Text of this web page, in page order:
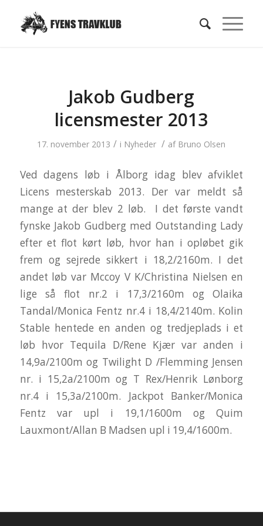
Jakob Gudberg
licensmester 2013
17. november 2013 / i Nyheder / af Bruno Olsen
Ved dagens løb i Ålborg idag blev afviklet
Licens mesterskab 2013. Der var meldt så
mange at der blev 2 løb. I det første vandt
fynske Jakob Gudberg med Outstanding Lady
efter et flot kørt løb, hvor han i opløbet gik
frem og sejrede sikkert i 18,2/2160m. I det
andet løb var Mccoy V K/Christina Nielsen en
lige så flot nr.2 i 17,3/2160m og Olaika
Tandal/Monica Fentz nr.4 i 18,4/2140m. Kolin
Stable hentede en anden og tredjeplads i et
løb hvor Tequila D/Rene Kjær var anden i
14,9a/2100m og Twilight D /Flemming Jensen
nr. i 15,2a/2100m og T Rex/Henrik Lønborg
nr.4 i 15,3a/2100m. Jackpot Banker/Monica
Fentz var upl i 19,1/1600m og Quim
Lauxmont/Allan B Madsen upl i 19,4/1600m.